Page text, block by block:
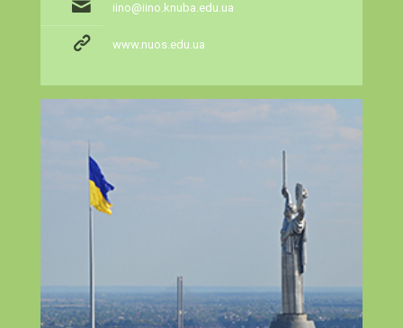
iino@iino.knuba.edu.ua
www.nuos.edu.ua